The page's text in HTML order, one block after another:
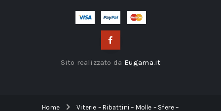
Sito realizzato da Eugama.it
Home Viterie – Ribattini – Molle – Sfere –